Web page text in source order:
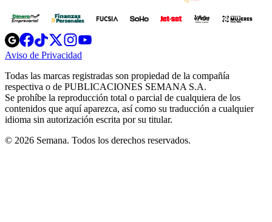
Opens
in
new
Opens
in
new
Opens
in
new
window
Opens
new
windowwindow
Aviso de Privacidad
new
window
Todas las marcas registradas son propiedad de la compañía
respectiva o de PUBLICACIONES SEMANA S.A.
Se prohíbe la reproducción total o parcial de cualquiera de los
contenidos que aquí aparezca, así como su traducción a cualquier
idioma sin autorización escrita por su titular.
© 2026 Semana. Todos los derechos reservados.